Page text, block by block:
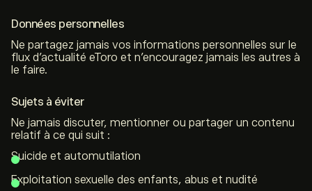
Données personnelles
Ne partagez jamais vos informations personnelles sur le
flux d’actualité eToro et n’encouragez jamais les autres à
le faire.
Sujets à éviter
Ne jamais discuter, mentionner ou partager un contenu
relatif à ce qui suit :
Suicide et automutilation
Exploitation sexuelle des enfants, abus et nudité